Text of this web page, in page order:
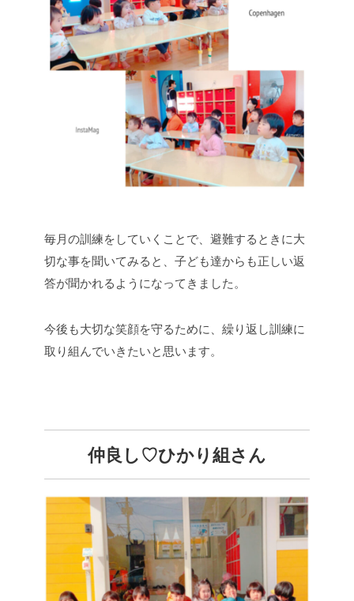
毎月の訓練をしていくことで、避難するときに大
切な事を聞いてみると、子ども達からも正しい返
答が聞かれるようになってきました。
今後も大切な笑顔を守るために、繰り返し訓練に
取り組んでいきたいと思います。
仲良し♡ひかり組さん